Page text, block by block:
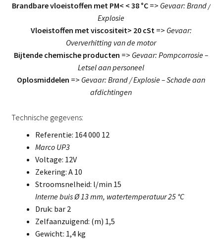
Brandbare vloeistoffen met PM< < 38 °C=> Gevaar: Brand /
Explosie
Vloeistoffen met viscositeit> 20 cSt => Gevaar:
Oververhitting van de motor
Bijtende chemische producten => Gevaar: Pompcorrosie –
Letsel aan personeel
Oplosmiddelen => Gevaar: Brand / Explosie – Schade aan
afdichtingen
Technische gegevens:
Referentie: 164 000 12
Marco UP3
Voltage: 12V
Zekering: A 10
Stroomsnelheid: l/min 15
Interne buis Ø 13 mm, watertemperatuur 25 °C
Druk: bar 2
Zelfaanzuigend: (m) 1,5
Gewicht: 1,4 kg